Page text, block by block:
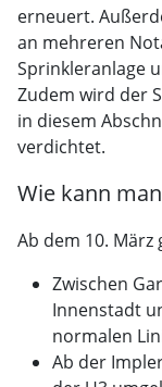
erneuert.
an mehreren
Sprinkleranlage
Zudem wird der
in diesem
verdichtet.
Wie kann
Ab dem 10.
Zwischen
Innenstadt
normalen
Ab der